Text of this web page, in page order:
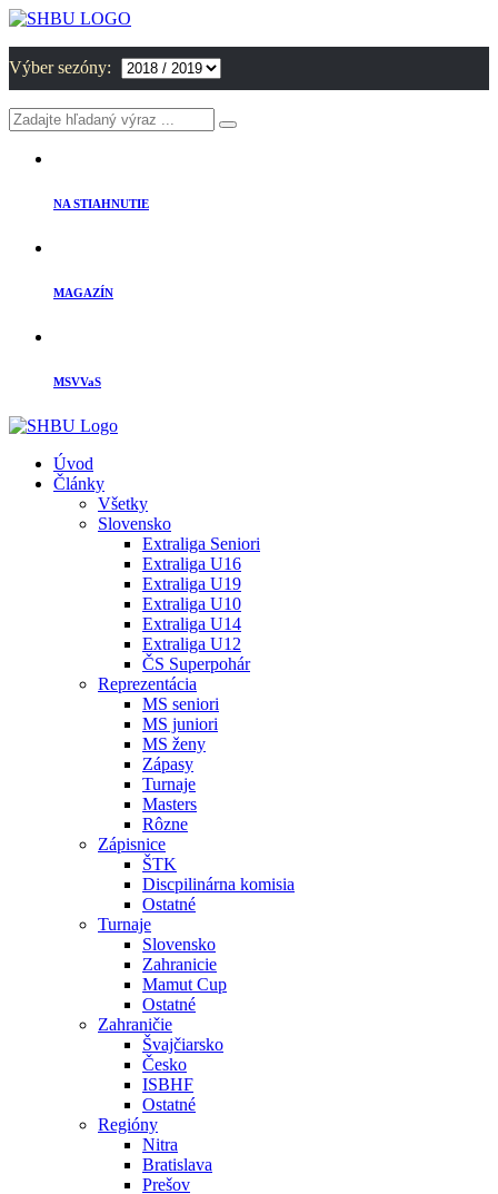
Výber sezóny:
NA STIAHNUTIE
MAGAZÍN
MSVVaS
Úvod
Články
Všetky
Slovensko
Extraliga Seniori
Extraliga U16
Extraliga U19
Extraliga U10
Extraliga U14
Extraliga U12
ČS Superpohár
Reprezentácia
MS seniori
MS juniori
MS ženy
Zápasy
Turnaje
Masters
Rôzne
Zápisnice
ŠTK
Discpilinárna komisia
Ostatné
Turnaje
Slovensko
Zahranicie
Mamut Cup
Ostatné
Zahraničie
Švajčiarsko
Česko
ISBHF
Ostatné
Regióny
Nitra
Bratislava
Prešov